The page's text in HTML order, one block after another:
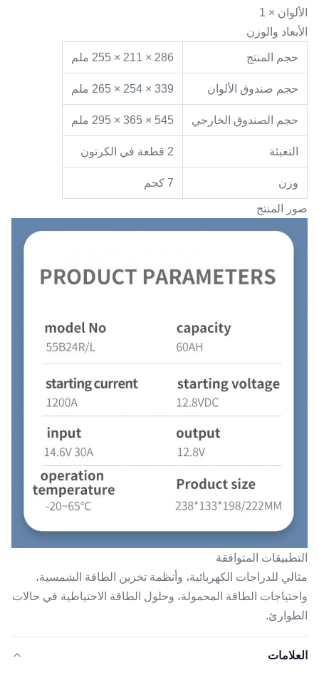
الألوان × 1
الأبعاد والوزن
حجم المنتج 286 × 211 × 255 ملم
حجم صندوق الألوان 339 × 254 × 265 ملم
حجم الصندوق الخارجي 545 × 365 × 295 ملم
التعبئة 2 قطعة في الكرتون
وزن 7 كجم
صور المنتج
التطبيقات المتوافقة
مثالي للدراجات الكهربائية، وأنظمة تخزين الطاقة الشمسية،
واحتياجات الطاقة المحمولة، وحلول الطاقة الاحتياطية في حالات
الطوارئ.
العلامات